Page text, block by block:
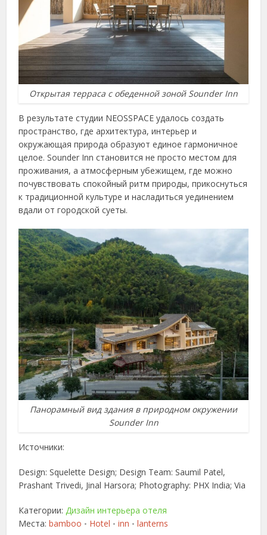
Открытая терраса с обеденной зоной Sounder Inn
В результате студии NEOSSPACE удалось создать
пространство, где архитектура, интерьер и
окружающая природа образуют единое гармоничное
целое. Sounder Inn становится не просто местом для
проживания, а атмосферным убежищем, где можно
почувствовать спокойный ритм природы, прикоснуться
к традиционной культуре и насладиться уединением
вдали от городской суеты.
Панорамный вид здания в природном окружении
Sounder Inn
Источники:
Design: Squelette Design; Design Team: Saumil Patel,
Prashant Trivedi, Jinal Harsora; Photography: PHX India; Via
Категории: Дизайн интерьера отеля
Места:bamboo • Hotel • inn • lanterns